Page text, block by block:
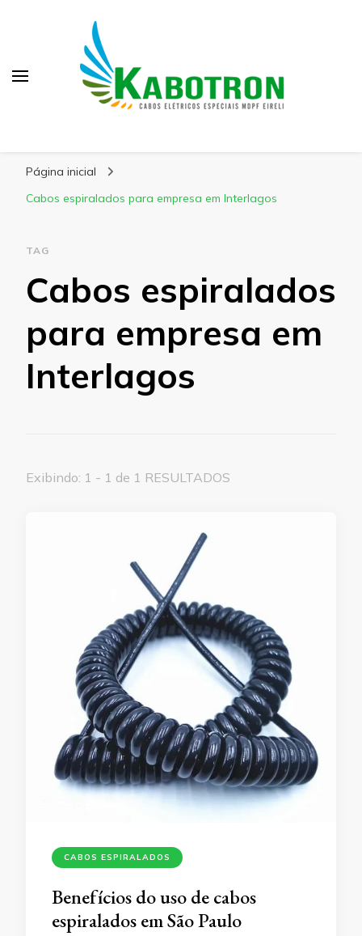
Página inicial
Cabos espiralados para empresa em Interlagos
TAG
Cabos espiralados
para empresa em
Interlagos
Exibindo: 1 - 1 de 1 RESULTADOS
CABOS ESPIRALADOS
Benefícios do uso de cabos
espiralados em São Paulo